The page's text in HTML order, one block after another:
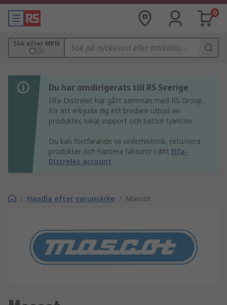
0
Sök efter MPN
Du har omdirigerats till RS Sverige
Elfa-Distrelec har gått samman med RS Group
för att erbjuda dig ett bredare utbud av
produkter, lokal support och bättre tjänster.
Du kan fortfarande se orderhistorik, returnera
produkter och hantera fakturor i ditt Elfa-
Distrelec account
/ Handla efter varumärke / Mascot